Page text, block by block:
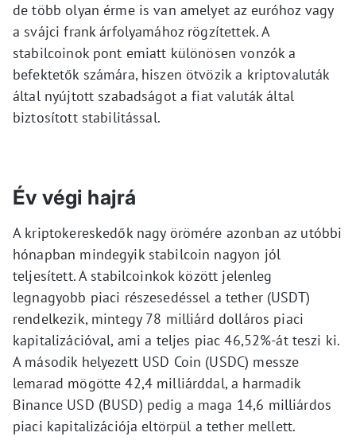
de több olyan érme is van amelyet az euróhoz vagy
a svájci frank árfolyamához rögzítettek. A
stabilcoinok pont emiatt különösen vonzók a
befektetők számára, hiszen ötvözik a kriptovaluták
által nyújtott szabadságot a fiat valuták által
biztosított stabilitással.
Év végi hajrá
A kriptokereskedők nagy örömére azonban az utóbbi
hónapban mindegyik stabilcoin nagyon jól
teljesített. A stabilcoinkok között jelenleg
legnagyobb piaci részesedéssel a tether (USDT)
rendelkezik, mintegy 78 milliárd dolláros piaci
kapitalizációval, ami a teljes piac 46,52%-át teszi ki.
A második helyezett USD Coin (USDC) messze
lemarad mögötte 42,4 milliárddal, a harmadik
Binance USD (BUSD) pedig a maga 14,6 milliárdos
piaci kapitalizációja eltörpül a tether mellett.